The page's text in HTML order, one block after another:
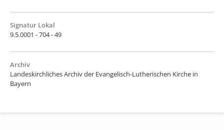
Signatur Lokal
9.5.0001 - 704 - 49
Archiv
Landeskirchliches Archiv der Evangelisch-Lutherischen Kirche in
Bayern